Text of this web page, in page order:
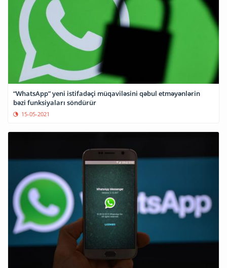
“WhatsApp” yeni istifadəçi müqaviləsini qəbul etməyənlərin
bəzi funksiyaları söndürür
15-05-2021